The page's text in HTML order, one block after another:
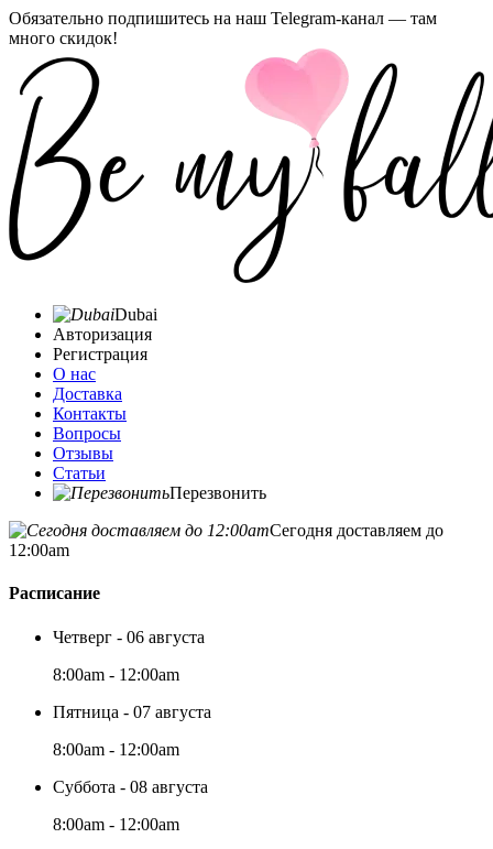
Обязательно подпишитесь на наш Telegram-канал — там
много скидок!
Dubai
Авторизация
Регистрация
О нас
Доставка
Контакты
Вопросы
Отзывы
Статьи
Перезвонить
Сегодня доставляем до
12:00am
Расписание
Четверг - 06 августа
8:00am - 12:00am
Пятница - 07 августа
8:00am - 12:00am
Суббота - 08 августа
8:00am - 12:00am